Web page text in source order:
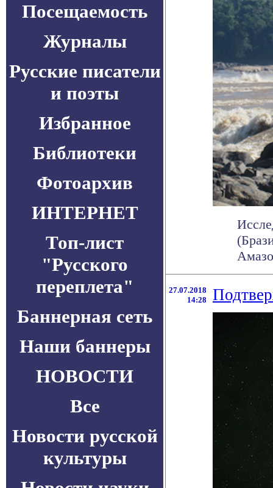
Посещаемость
Журналы
Русские писатели
и поэты
Избранное
Библиотеки
Фотоархив
ИНТЕРНЕТ
Топ-лист
"Русского
переплета"
Баннерная сеть
Наши баннеры
НОВОСТИ
Все
Новости русской
культуры
27.07.2018
14:28